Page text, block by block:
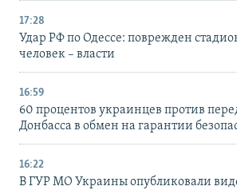
17:28
Удар РФ по Одессе: поврежден
человек – власти
16:59
60 процентов украинцев против
Донбасса в обмен на гарантии
16:22
В ГУР МО Украины опубликовали